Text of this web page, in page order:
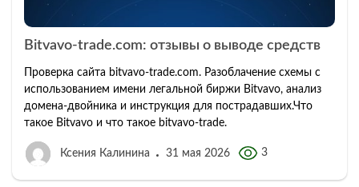
Bitvavo-trade.com: отзывы о выводе средств
Проверка сайта bitvavo-trade.com. Разоблачение схемы с
использованием имени легальной биржи Bitvavo, анализ
домена-двойника и инструкция для пострадавших.Что
такое Bitvavo и что такое bitvavo-trade.
Ксения Калинина 31 мая 2026 3